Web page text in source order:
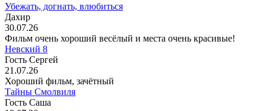
Убежать, догнать, влюбиться
Дахир
30.07.26
Фильм очень хороший весёлый и места очень красивые!
Невский 8
Гость Сергей
21.07.26
Хороший фильм, зачётный
Тайны Смолвиля
Гость Саша